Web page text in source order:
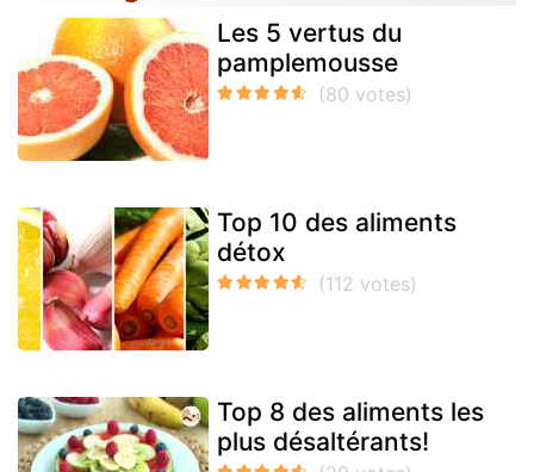
Les 5 vertus du
pamplemousse
Top 10 des aliments
détox
Top 8 des aliments les
plus désaltérants!